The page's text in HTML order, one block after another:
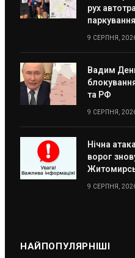
рух
паркування
9 СЕРПНЯ,
Вадим
та РФ
9 СЕРПНЯ,
Нічна
ворог
9 СЕРПНЯ,
НАЙПОПУЛЯРНІШІ